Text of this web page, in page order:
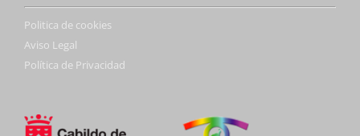
Politica de cookies
Aviso Legal
Política de Privacidad